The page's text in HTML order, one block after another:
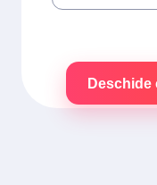
Deschide